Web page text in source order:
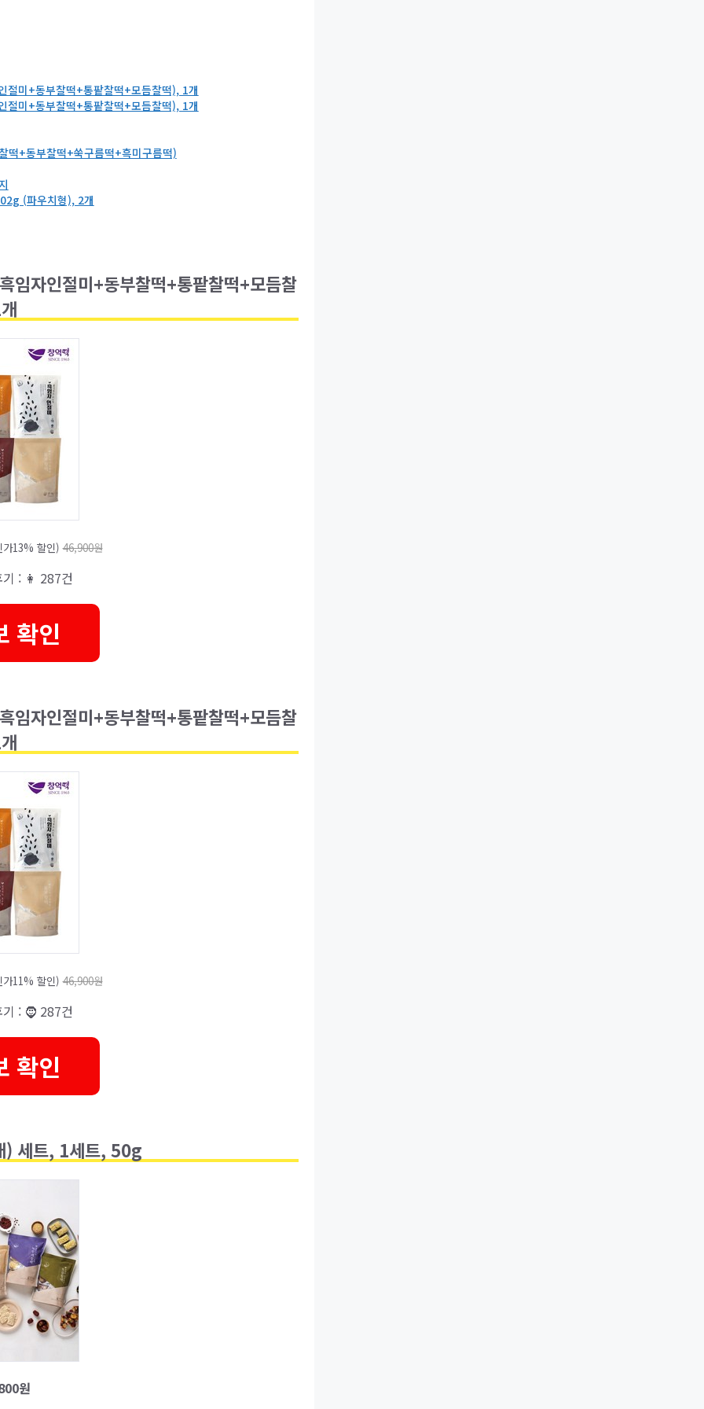
미+동부찰떡+통팥찰떡+모듬찰떡), 1개
미+동부찰떡+통팥찰떡+모듬찰떡), 1개
떡+동부찰떡+쑥구름떡+흑미구름떡)
(파우치형), 2개
자인절미+동부찰떡+통팥찰떡+모듬찰
가13% 할인) 46,900원
: 👩 287건
확인
자인절미+동부찰떡+통팥찰떡+모듬찰
가11% 할인) 46,900원
: 🧔 287건
확인
) 세트, 1세트, 50g
원